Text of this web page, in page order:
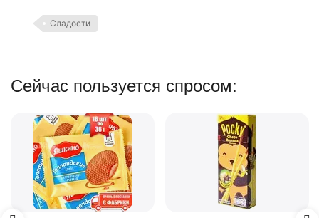
Сладости
Сейчас пользуется спросом: